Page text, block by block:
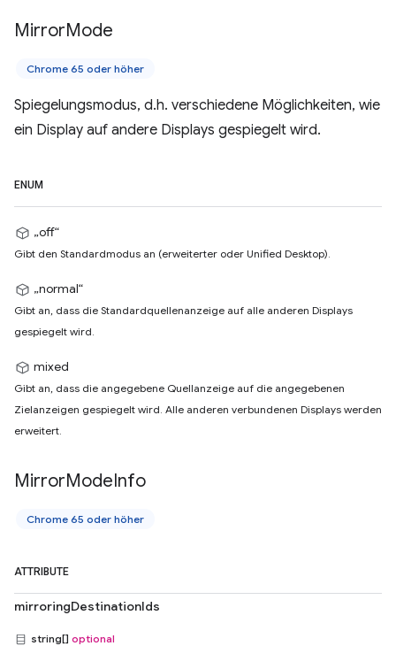
MirrorMode
Chrome 65 oder höher
Spiegelungsmodus, d.h. verschiedene Möglichkeiten, wie
ein Display auf andere Displays gespiegelt wird.
ENUM
„off“
Gibt den Standardmodus an (erweiterter oder Unified Desktop).
„normal“
Gibt an, dass die Standardquellenanzeige auf alle anderen Displays
gespiegelt wird.
mixed
Gibt an, dass die angegebene Quellanzeige auf die angegebenen
Zielanzeigen gespiegelt wird. Alle anderen verbundenen Displays werden
erweitert.
MirrorModeInfo
Chrome 65 oder höher
ATTRIBUTE
mirroringDestinationIds
string[] optional